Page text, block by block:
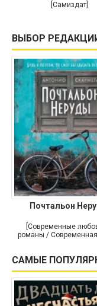
[Самиздат]
ВЫБОР
Почтальон
[Современные
романы / Современная
САМЫЕ